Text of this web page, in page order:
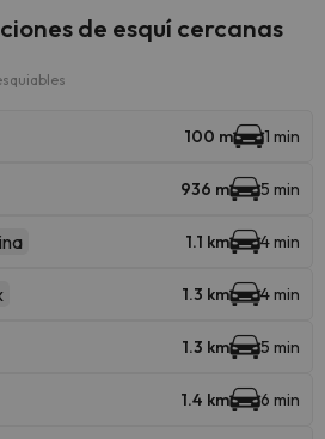
de esquí cercanas
100 m 1 min
936 m 5 min
1.1 km 4 min
1.3 km 4 min
1.3 km 5 min
1.4 km 6 min